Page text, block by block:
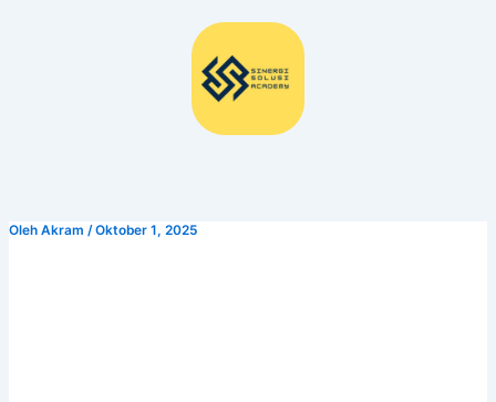
Oleh Akram /Oktober 1, 2025